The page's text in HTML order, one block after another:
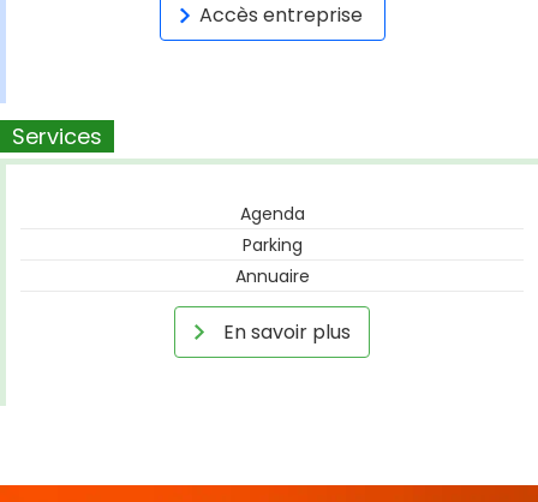
Accès entreprise
Services
Agenda
Parking
Annuaire
En savoir plus